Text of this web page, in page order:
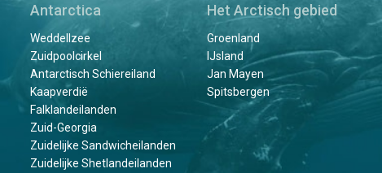
Antarctica
Weddellzee
Zuidpoolcirkel
Antarctisch Schiereiland
Kaapverdië
Falklandeilanden
Zuid-Georgia
Zuidelijke Sandwicheilanden
Zuidelijke Shetlandeilanden
Het Arctisch gebied
Groenland
IJsland
Jan Mayen
Spitsbergen